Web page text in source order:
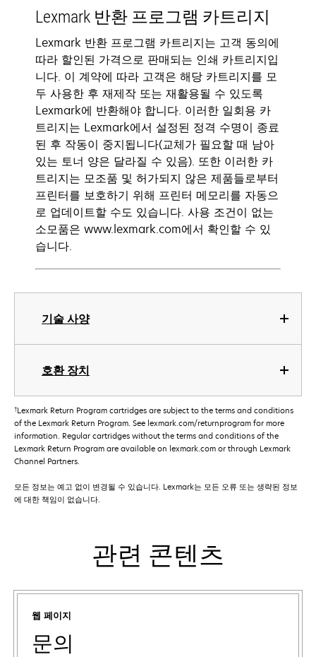
기술 사양
호환 장치
Lexmark 반환 프로그램 카트리지
Lexmark 반환 프로그램 카트리지는 고객 동의에
따라 할인된 가격으로 판매되는 인쇄 카트리지입
니다. 이 계약에 따라 고객은 해당 카트리지를 모
두 사용한 후 재제작 또는 재활용될 수 있도록
Lexmark에 반환해야 합니다. 이러한 일회용 카
트리지는 Lexmark에서 설정된 정격 수명이 종료
된 후 작동이 중지됩니다(교체가 필요할 때 남아
있는 토너 양은 달라질 수 있음). 또한 이러한 카
트리지는 모조품 및 허가되지 않은 제품들로부터
프린터를 보호하기 위해 프린터 메모리를 자동으
로 업데이트할 수도 있습니다. 사용 조건이 없는
소모품은 www.lexmark.com에서 확인할 수 있
습니다.
†Lexmark Return Program cartridges are subject to the terms and conditions
of the Lexmark Return Program. See lexmark.com/returnprogram for more
information. Regular cartridges without the terms and conditions of the
Lexmark Return Program are available on lexmark.com or through Lexmark
Channel Partners.
모든 정보는 예고 없이 변경될 수 있습니다. Lexmark는 모든 오류 또는 생략된 정보
에 대한 책임이 없습니다.
관련 콘텐츠
웹 페이지
문의